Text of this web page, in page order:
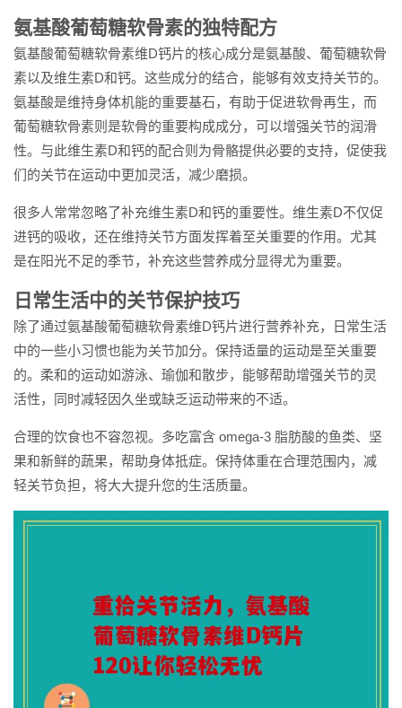
氨基酸葡萄糖软骨素的独特配方
氨基酸葡萄糖软骨素维D钙片的核心成分是氨基酸、葡萄糖软骨
素以及维生素D和钙。这些成分的结合，能够有效支持关节的。
氨基酸是维持身体机能的重要基石，有助于促进软骨再生，而
葡萄糖软骨素则是软骨的重要构成成分，可以增强关节的润滑
性。与此维生素D和钙的配合则为骨骼提供必要的支持，促使我
们的关节在运动中更加灵活，减少磨损。
很多人常常忽略了补充维生素D和钙的重要性。维生素D不仅促
进钙的吸收，还在维持关节方面发挥着至关重要的作用。尤其
是在阳光不足的季节，补充这些营养成分显得尤为重要。
日常生活中的关节保护技巧
除了通过氨基酸葡萄糖软骨素维D钙片进行营养补充，日常生活
中的一些小习惯也能为关节加分。保持适量的运动是至关重要
的。柔和的运动如游泳、瑜伽和散步，能够帮助增强关节的灵
活性，同时减轻因久坐或缺乏运动带来的不适。
合理的饮食也不容忽视。多吃富含 omega-3 脂肪酸的鱼类、坚
果和新鲜的蔬果，帮助身体抵症。保持体重在合理范围内，减
轻关节负担，将大大提升您的生活质量。